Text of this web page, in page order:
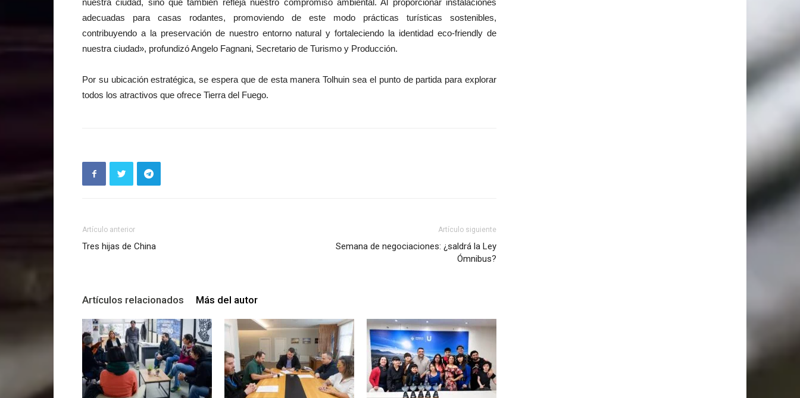
nuestra ciudad, sino que también refleja nuestro compromiso ambiental. Al proporcionar instalaciones
adecuadas para casas rodantes, promoviendo de este modo prácticas turísticas sostenibles,
contribuyendo a la preservación de nuestro entorno natural y fortaleciendo la identidad eco-friendly de
nuestra ciudad», profundizó Angelo Fagnani, Secretario de Turismo y Producción.
Por su ubicación estratégica, se espera que de esta manera Tolhuin sea el punto de partida para explorar
todos los atractivos que ofrece Tierra del Fuego.
Artículo anterior
Tres hijas de China
Artículo siguiente
Semana de negociaciones: ¿saldrá la Ley
Ómnibus?
Artículos relacionados Más del autor